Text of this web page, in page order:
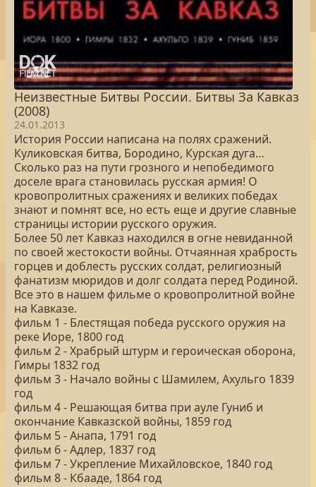
Неизвестные Битвы России. Битвы За Кавказ
(2008)
24.01.2013
История России написана на полях сражений.
Куликовская битва, Бородино, Курская дуга…
Сколько раз на пути грозного и непобедимого
доселе врага становилась русская армия! О
кровопролитных сражениях и великих победах
знают и помнят все, но есть еще и другие славные
страницы истории русского оружия.
Более 50 лет Кавказ находился в огне невиданной
по своей жестокости войны. Отчаянная храбрость
горцев и доблесть русских солдат, религиозный
фанатизм мюридов и долг солдата перед Родиной.
Все это в нашем фильме о кровопролитной войне
на Кавказе.
фильм 1 - Блестящая победа русского оружия на
реке Иоре, 1800 год
фильм 2 - Храбрый штурм и героическая оборона,
Гимры 1832 год
фильм 3 - Начало войны с Шамилем, Ахульго 1839
год
фильм 4 - Решающая битва при ауле Гуниб и
окончание Кавказской войны, 1859 год
фильм 5 - Анапа, 1791 год
фильм 6 - Адлер, 1837 год
фильм 7 - Укрепление Михайловское, 1840 год
фильм 8 - Кбааде, 1864 год